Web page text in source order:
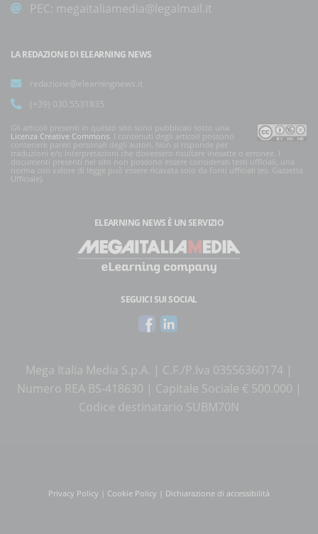
PEC: megaitaliamedia@legalmail.it
LA REDAZIONE DI ELEARNING NEWS
redazione@elearningnews.it
(+39) 030.5531835
Gli articoli presenti in questo sito sono pubblicati sotto una
Licenza Creative Commons. I contenuti degli articoli possono
contenere pareri personali degli autori. Non si risponde per
traduzioni e/o interpretazioni che dovessero risultare inesatte o erronee. I
documenti presenti nel sito non possono essere considerati testi ufficiali, una
norma con valore di legge può essere ricavata solo da fonti ufficiali (es. Gazzetta
Ufficiale).
ELEARNING NEWS È UN SERVIZIO
SEGUICI SUI SOCIAL
Mega Italia Media S.p.A. | C.F./P.Iva 03556360174 |
Numero REA BS-418630 | Capitale Sociale € 500.000 |
Codice destinatario SUBM70N
Privacy Policy Cookie Policy Dichiarazione di accessibilità